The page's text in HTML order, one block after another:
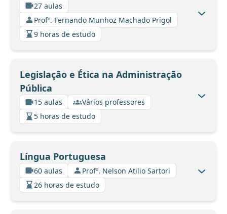
27 aulas
Profº. Fernando Munhoz Machado Prigol
9 horas de estudo
Legislação e Ética na Administração
Pública
15 aulas
Vários professores
5 horas de estudo
Língua Portuguesa
60 aulas
Profº. Nelson Atilio Sartori
26 horas de estudo